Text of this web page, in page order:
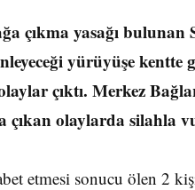
çıkma yasağı bulunan
yürüyüşe kentte
çıktı. Merkez
çıkan olaylarda silahla
etmesi sonucu ölen 2